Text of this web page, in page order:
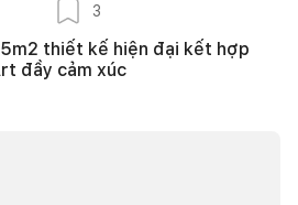
3
thiết kế hiện đại kết hợp
đầy cảm xúc